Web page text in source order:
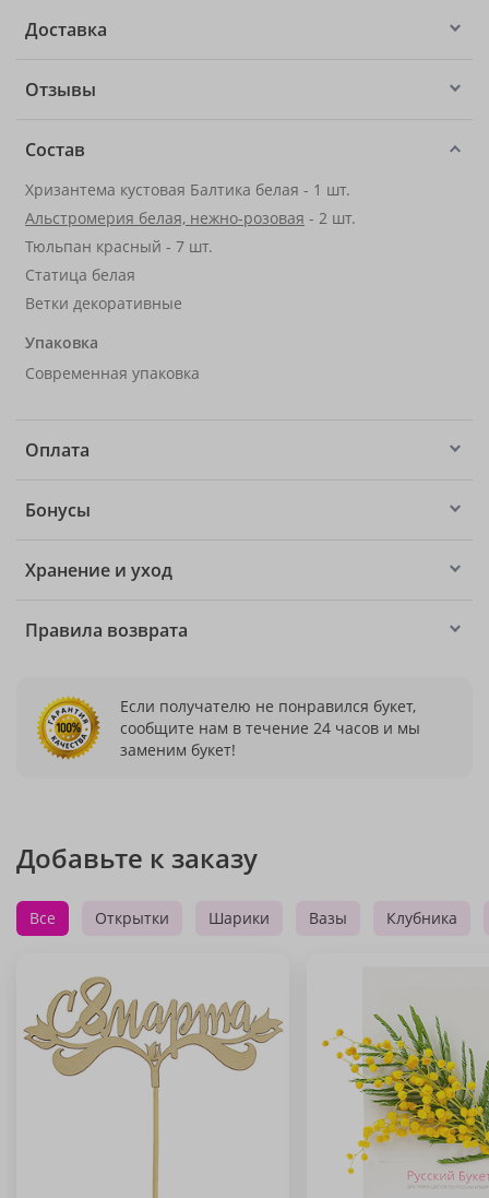
Доставка
Отзывы
Состав
Хризантема кустовая Балтика белая - 1 шт.
Альстромерия белая, нежно-розовая - 2 шт.
Тюльпан красный - 7 шт.
Статица белая
Ветки декоративные
Упаковка
Современная упаковка
Оплата
Бонусы
Хранение и уход
Правила возврата
Если получателю не понравился букет,
сообщите нам в течение 24 часов и мы
заменим букет!
Добавьте к заказу
Все Открытки Шарики Вазы Клубника